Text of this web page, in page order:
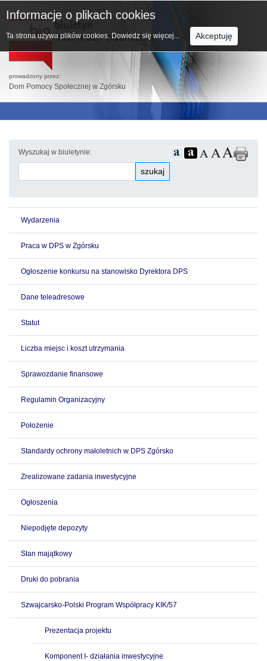
prowadzony przez:
Dom Pomocy Społecznej w Zgórsku
Wyszukaj w biuletynie:
szukaj
Wydarzenia
Praca w DPS w Zgórsku
Ogłoszenie konkursu na stanowisko Dyrektora DPS
Dane teleadresowe
Statut
Liczba miejsc i koszt utrzymania
Sprawozdanie finansowe
Regulamin Organizacyjny
Położenie
Standardy ochrony małoletnich w DPS Zgórsko
Zrealizowane zadania inwestycyjne
Ogłoszenia
Niepodjęte depozyty
Stan majątkowy
Druki do pobrania
Szwajcarsko-Polski Program Współpracy KIK/57
Prezentacja projektu
Komponent I- działania inwestycyjne
Informacje o plikach cookies
Ta strona używa plików cookies. Dowiedz się więcej... Akceptuję